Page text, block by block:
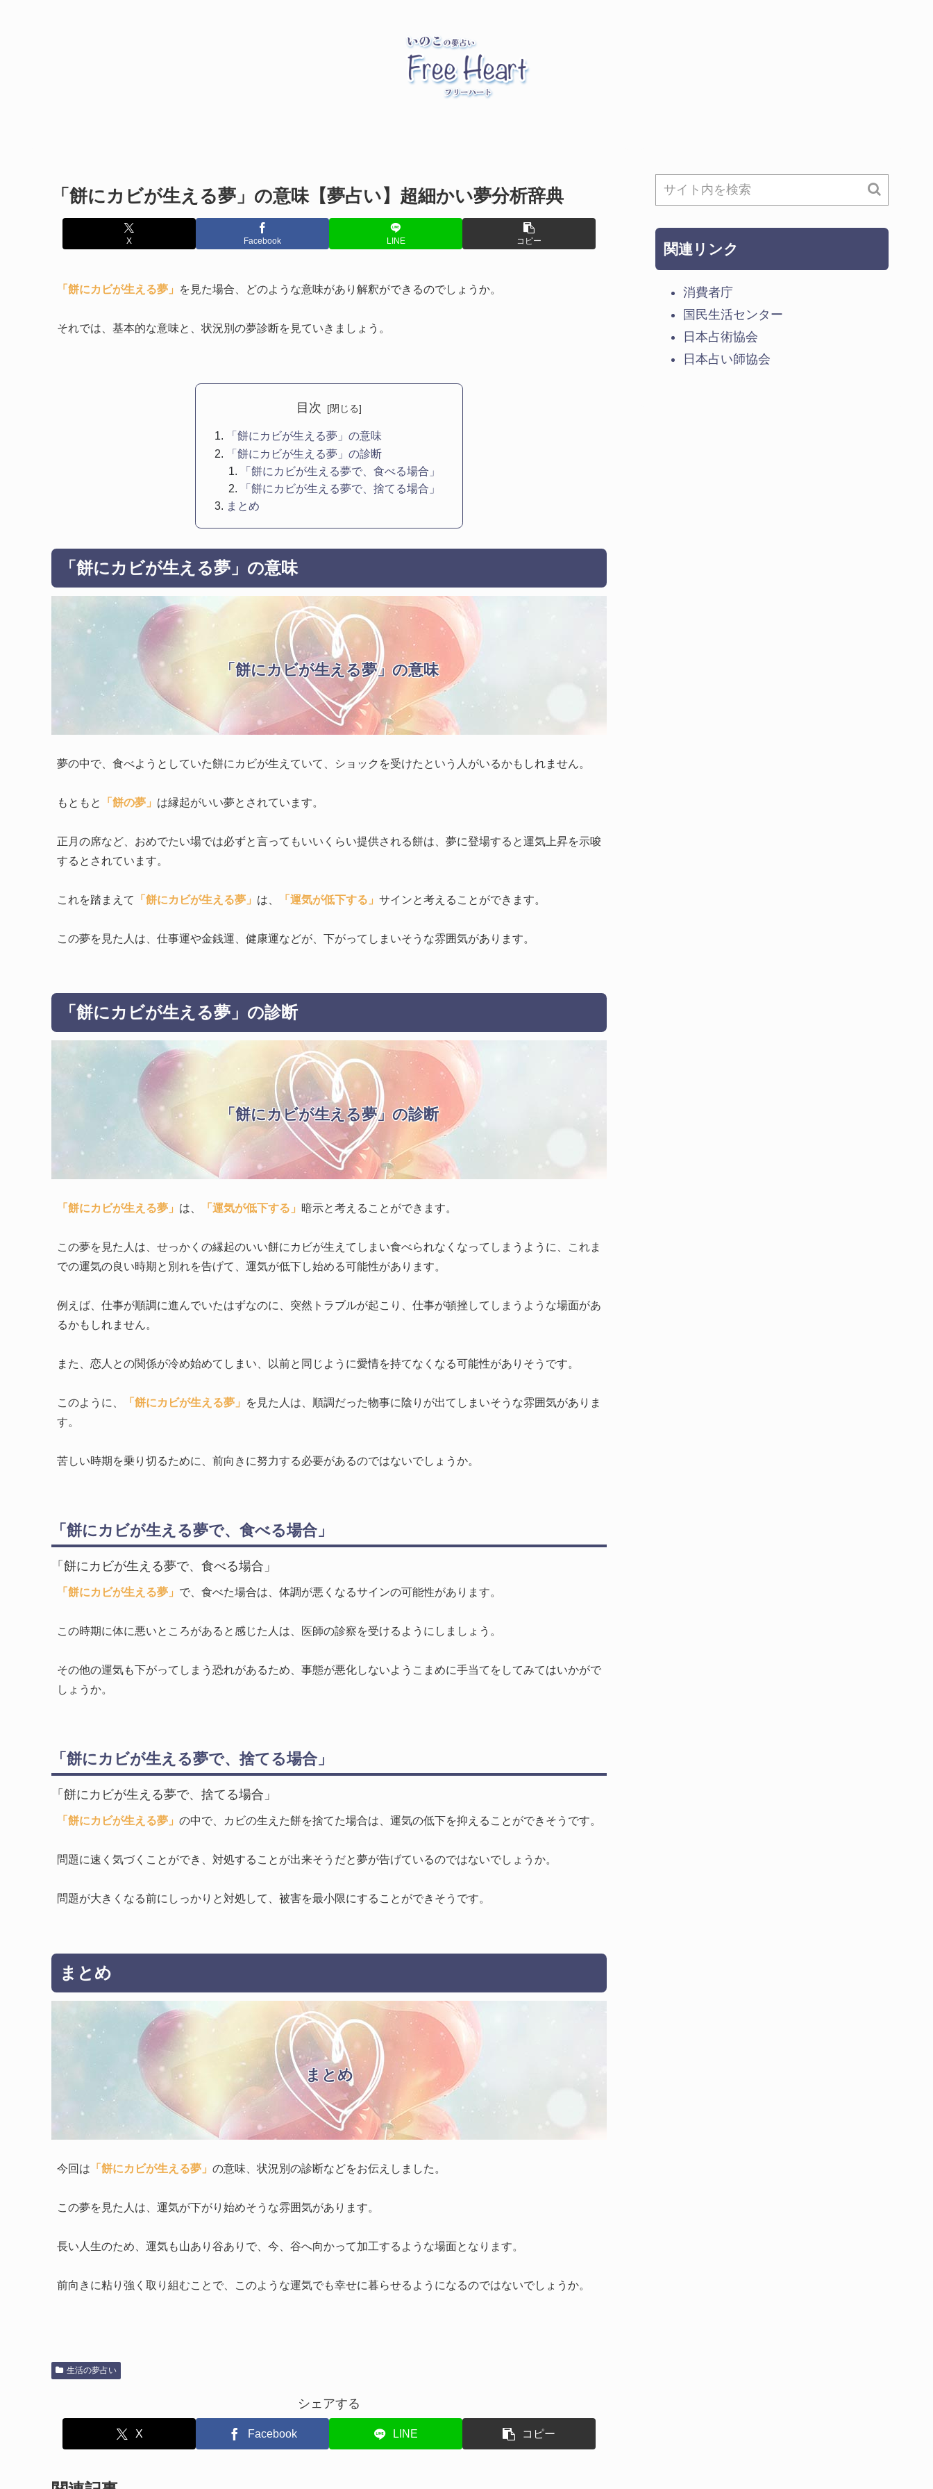
「餅にカビが生える夢」の意味【夢占い】超細かい夢分析辞典
X Facebook LINE コピー
「餅にカビが生える夢」 を見た場合、どのような意味があり解釈ができるのでしょうか。
それでは、基本的な意味と、状況別の夢診断を見ていきましょう。
目次
「餅にカビが生える夢」の意味
「餅にカビが生える夢」の診断
「餅にカビが生える夢で、食べる場合」
「餅にカビが生える夢で、捨てる場合」
まとめ
「餅にカビが生える夢」の意味
「餅にカビが生える夢」の意味
夢の中で、食べようとしていた餅にカビが生えていて、ショックを受けたという人がいるかもしれません。
もともと 「餅の夢」 は縁起がいい夢とされています。
正月の席など、おめでたい場では必ずと言ってもいいくらい提供される餅は、夢に登場すると運気上昇を示唆
するとされています。
これを踏まえて 「餅にカビが生える夢」 は、 「運気が低下する」 サインと考えることができます。
この夢を見た人は、仕事運や金銭運、健康運などが、下がってしまいそうな雰囲気があります。
「餅にカビが生える夢」の診断
「餅にカビが生える夢」の診断
「餅にカビが生える夢」 は、 「運気が低下する」 暗示と考えることができます。
この夢を見た人は、せっかくの縁起のいい餅にカビが生えてしまい食べられなくなってしまうように、これま
での運気の良い時期と別れを告げて、運気が低下し始める可能性があります。
例えば、仕事が順調に進んでいたはずなのに、突然トラブルが起こり、仕事が頓挫してしまうような場面があ
るかもしれません。
また、恋人との関係が冷め始めてしまい、以前と同じように愛情を持てなくなる可能性がありそうです。
このように、 「餅にカビが生える夢」
を見た人は、順調だった物事に陰りが出てしまいそうな雰囲気がありま
す。
苦しい時期を乗り切るために、前向きに努力する必要があるのではないでしょうか。
「餅にカビが生える夢で、食べる場合」
「餅にカビが生える夢で、食べる場合」
「餅にカビが生える夢」 で、食べた場合は、体調が悪くなるサインの可能性があります。
この時期に体に悪いところがあると感じた人は、医師の診察を受けるようにしましょう。
その他の運気も下がってしまう恐れがあるため、事態が悪化しないようこまめに手当てをしてみてはいかがで
しょうか。
「餅にカビが生える夢で、捨てる場合」
「餅にカビが生える夢で、捨てる場合」
「餅にカビが生える夢」 の中で、カビの生えた餅を捨てた場合は、運気の低下を抑えることができそうです。
問題に速く気づくことができ、対処することが出来そうだと夢が告げているのではないでしょうか。
問題が大きくなる前にしっかりと対処して、被害を最小限にすることができそうです。
まとめ
まとめ
今回は 「餅にカビが生える夢」 の意味、状況別の診断などをお伝えしました。
この夢を見た人は、運気が下がり始めそうな雰囲気があります。
長い人生のため、運気も山あり谷ありで、今、谷へ向かって加工するような場面となります。
前向きに粘り強く取り組むことで、このような運気でも幸せに暮らせるようになるのではないでしょうか。
生活の夢占い
シェアする
X Facebook LINE コピー
関連リンク
消費者庁
国民生活センター
日本占術協会
日本占い師協会